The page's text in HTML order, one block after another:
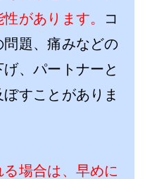
があります。
コ
題、痛みなどの
、パートナーと
すことがありま
場合は、早めに